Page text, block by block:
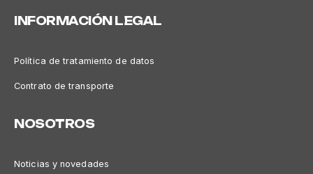
INFORMACIÓN LEGAL
Política de tratamiento de datos
Contrato de transporte
NOSOTROS
Noticias y novedades